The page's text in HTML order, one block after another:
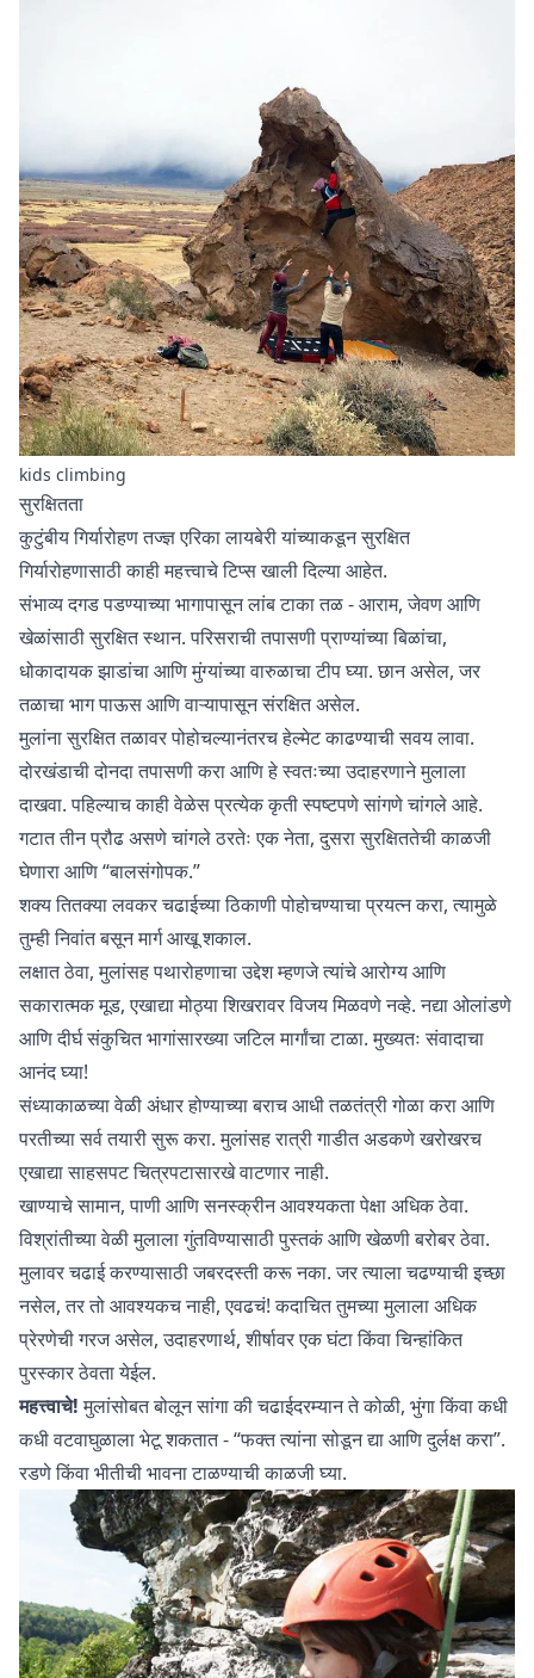
kids climbing
सुरक्षितता
कुटुंबीय गिर्यारोहण तज्ज्ञएरिका लायबेरीयांच्याकडून सुरक्षित
गिर्यारोहणासाठी काही महत्त्वाचे टिप्स खाली दिल्या आहेत.
संभाव्य दगड पडण्याच्या भागापासून लांब टाका तळ - आराम, जेवण आणि
खेळांसाठी सुरक्षित स्थान. परिसराची तपासणी प्राण्यांच्या बिळांचा,
धोकादायक झाडांचा आणि मुंग्यांच्या वारुळाचा टीप घ्या. छान असेल, जर
तळाचा भाग पाऊस आणि वाऱ्यापासून संरक्षित असेल.
मुलांना सुरक्षित तळावर पोहोचल्यानंतरच हेल्मेट काढण्याची सवय लावा.
दोरखंडाची दोनदा तपासणी करा आणि हे स्वतःच्या उदाहरणाने मुलाला
दाखवा. पहिल्याच काही वेळेस प्रत्येक कृती स्पष्टपणे सांगणे चांगले आहे.
गटात तीन प्रौढ असणे चांगले ठरतेः एक नेता, दुसरा सुरक्षिततेची काळजी
घेणारा आणि “बालसंगोपक.”
शक्य तितक्या लवकर चढाईच्या ठिकाणी पोहोचण्याचा प्रयत्न करा, त्यामुळे
तुम्ही निवांत बसून मार्ग आखू शकाल.
लक्षात ठेवा, मुलांसह पथारोहणाचा उद्देश म्हणजे त्यांचे आरोग्य आणि
सकारात्मक मूड, एखाद्या मोठ्या शिखरावर विजय मिळवणे नव्हे. नद्या ओलांडणे
आणि दीर्घ संकुचित भागांसारख्या जटिल मार्गांचा टाळा. मुख्यतः संवादाचा
आनंद घ्या!
संध्याकाळच्या वेळी अंधार होण्याच्या बराच आधी तळतंत्री गोळा करा आणि
परतीच्या सर्व तयारी सुरू करा. मुलांसह रात्री गाडीत अडकणे खरोखरच
एखाद्या साहसपट चित्रपटासारखे वाटणार नाही.
खाण्याचे सामान, पाणी आणि सनस्क्रीन आवश्यकता पेक्षा अधिक ठेवा.
विश्रांतीच्या वेळी मुलाला गुंतविण्यासाठी पुस्तकं आणि खेळणी बरोबर ठेवा.
मुलावर चढाई करण्यासाठी जबरदस्ती करू नका. जर त्याला चढण्याची इच्छा
नसेल, तर तो आवश्यकच नाही, एवढचं! कदाचित तुमच्या मुलाला अधिक
प्रेरणेची गरज असेल, उदाहरणार्थ, शीर्षावर एक घंटा किंवा चिन्हांकित
पुरस्कार ठेवता येईल.
महत्त्वाचे!मुलांसोबत बोलून सांगा की चढाईदरम्यान ते कोळी, भुंगा किंवा कधी
कधी वटवाघुळाला भेटू शकतात - “फक्त त्यांना सोडून द्या आणि दुर्लक्ष करा”.
रडणे किंवा भीतीची भावना टाळण्याची काळजी घ्या.